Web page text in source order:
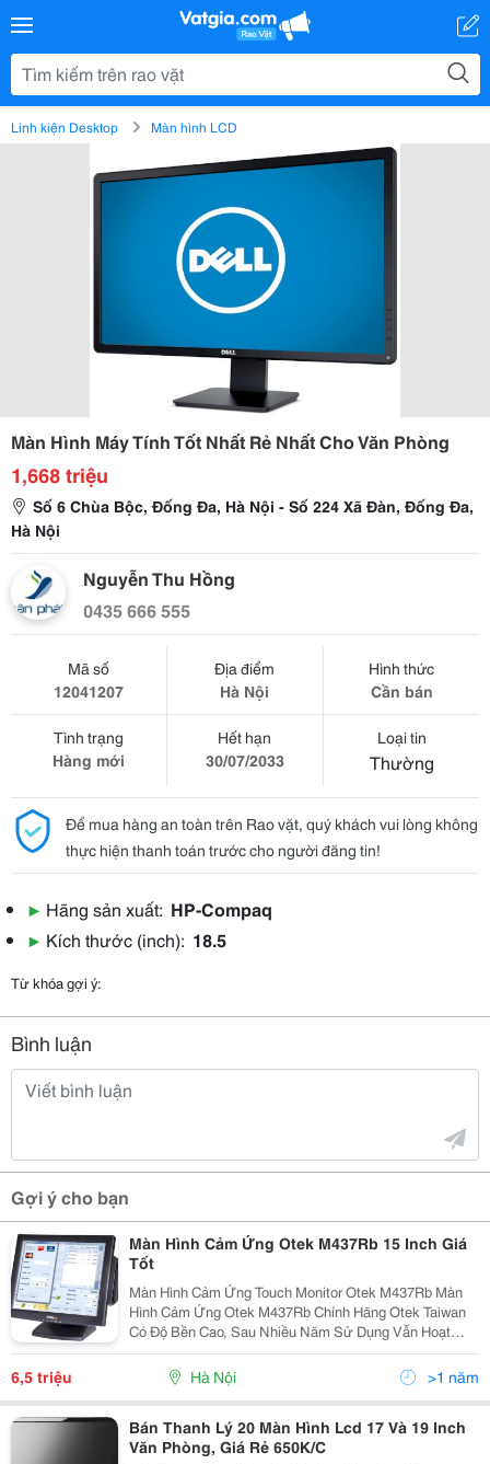
Linh kiện Desktop Màn hình LCD
Màn Hình Máy Tính Tốt Nhất Rẻ Nhất Cho Văn Phòng
1,668 triệu
Số 6 Chùa Bộc, Đống Đa, Hà Nội - Số 224 Xã Đàn, Đống Đa,
Hà Nội
Nguyễn Thu Hồng
0435 666 555
Mã số
12041207
Địa điểm
Hà Nội
Hình thức
Cần bán
Tình trạng
Hàng mới
Hết hạn
30/07/2033
Loại tin
Thường
Để mua hàng an toàn trên Rao vặt, quý khách vui lòng không
thực hiện thanh toán trước cho người đăng tin!
▶ Hãng sản xuất: HP-Compaq
▶ Kích thước (inch): 18.5
Từ khóa gợi ý:
Bình luận
Gợi ý cho bạn
Màn Hình Cảm Ứng Otek M437Rb 15 Inch Giá
Tốt
Màn Hình Cảm Ứng Touch Monitor Otek M437Rb Màn
Hình Cảm Ứng Otek M437Rb Chính Hãng Otek Taiwan
Có Độ Bền Cao, Sau Nhiều Năm Sử Dụng Vẫn Hoạt
Động Tốt, Đặc Biệt Cảm Ứng Rất Nhạy, Khác Hẳn So
Với Các Sản Phẩm Chất Lượng Kém Đang Bán Trên Thị
6,5 triệu Hà Nội >1 năm
Bán Thanh Lý 20 Màn Hình Lcd 17 Và 19 Inch
Văn Phòng, Giá Rẻ 650K/C